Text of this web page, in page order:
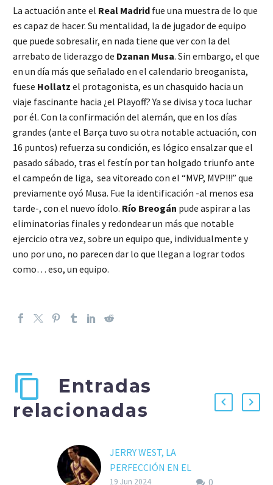
La actuación ante el Real Madrid fue una muestra de lo que
es capaz de hacer. Su mentalidad, la de jugador de equipo
que puede sobresalir, en nada tiene que ver con la del
arrebato de liderazgo de Dzanan Musa. Sin embargo, el que
en un día más que señalado en el calendario breoganista,
fuese Hollatz el protagonista, es un chasquido hacia un
viaje fascinante hacia ¿el Playoff? Ya se divisa y toca luchar
por él. Con la confirmación del alemán, que en los días
grandes (ante el Barça tuvo su otra notable actuación, con
16 puntos) refuerza su condición, es lógico ensalzar que el
pasado sábado, tras el festín por tan holgado triunfo ante
el campeón de liga, sea vitoreado con el “MVP, MVP!!!” que
previamente oyó Musa. Fue la identificación -al menos esa
tarde-, con el nuevo ídolo. Río Breogán pude aspirar a las
eliminatorias finales y redondear un más que notable
ejercicio otra vez, sobre un equipo que, individualmente y
uno por uno, no parecen dar lo que llegan a lograr todos
como… eso, un equipo.
Entradas
relacionadas
JERRY WEST, LA
PERFECCIÓN EN EL
TIRO… HACE 60 AÑOS 0
19 Jun 2024